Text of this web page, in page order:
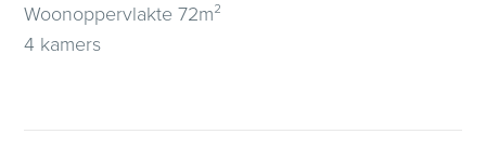
Woonoppervlakte 72m²
4 kamers